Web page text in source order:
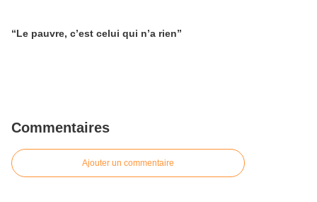
“Le pauvre, c’est celui qui n’a rien”
Commentaires
Ajouter un commentaire